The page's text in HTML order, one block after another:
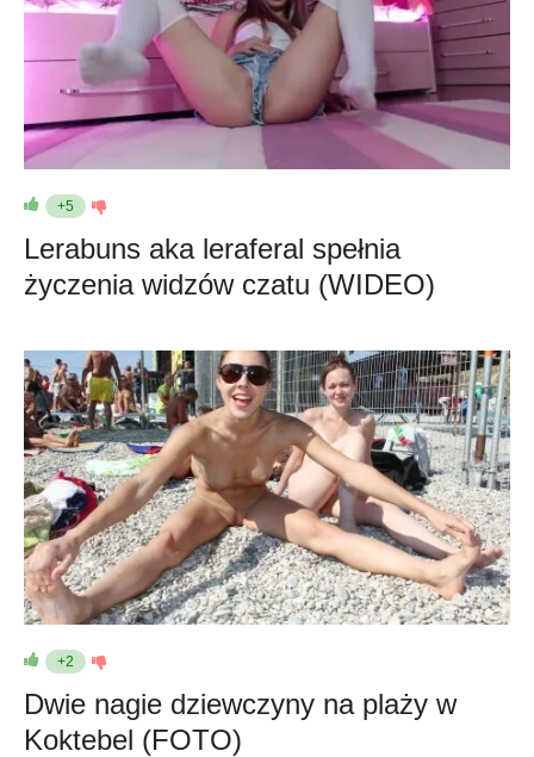
+5
Lerabuns aka leraferal spełnia
życzenia widzów czatu (WIDEO)
+2
Dwie nagie dziewczyny na plaży w
Koktebel (FOTO)